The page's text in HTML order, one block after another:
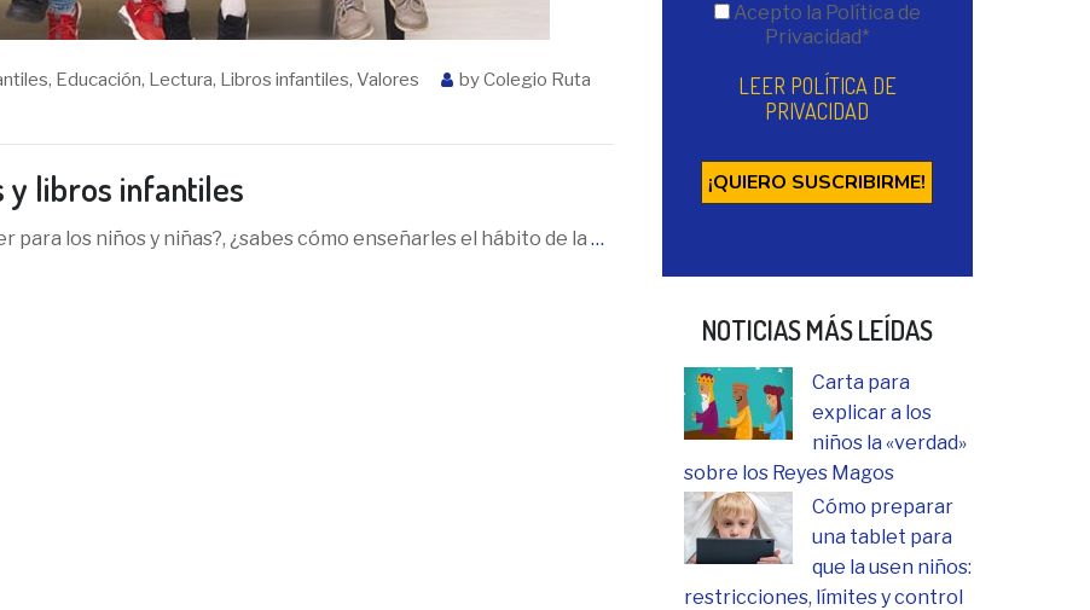
, Educación, Lectura, Libros infantiles, Valores byColegio Ruta
y libros infantiles
los niños y niñas?, ¿sabes cómo enseñarles el hábito de la …
Acepto la Política de
Privacidad*
LEER POLÍTICA DE
PRIVACIDAD
NOTICIAS MÁS LEÍDAS
Carta para
explicar a los
niños la «verdad»
sobre los Reyes Magos
Cómo preparar
una tablet para
que la usen niños:
restricciones, límites y control